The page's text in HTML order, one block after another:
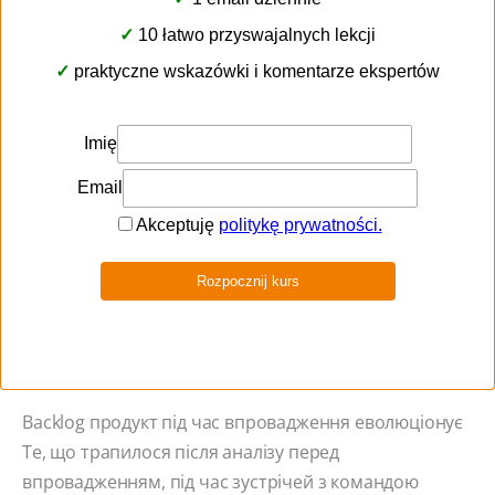
Звичайно, не кожен Спринт має закінчуватися
таким виробництвом. Це повністю залежить від
твого рішення.
Пам’ятай! Маєш можливість дізнатися про нові
функції в тестовому середовищі, підготовленому для
тебе. На підставі цього виходить кінцеве
Backlog продукт під час впровадження еволюціонує
Те, що трапилося після аналізу перед
впровадженням, під час зустрічей з командою